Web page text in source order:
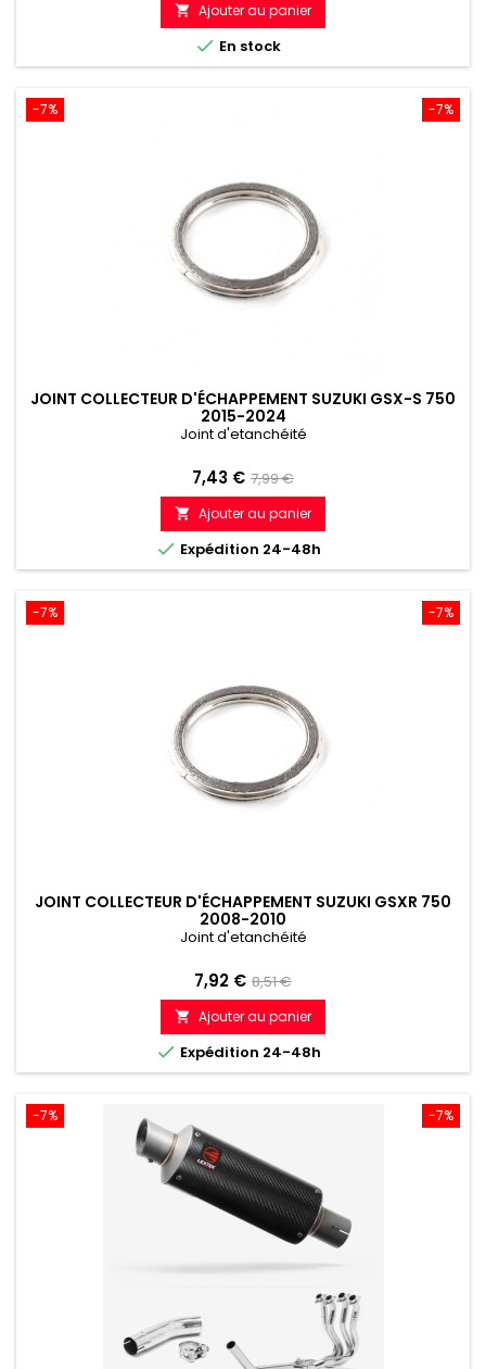
référence
 Ajouter au panier
 En stock
-7%
-7%
JOINT COLLECTEUR D'ÉCHAPPEMENT SUZUKI GSX-S 750
2015-2024
Joint d'etanchéité
Prix
7,43 € Prix
de
référence
7,99 €
 Ajouter au panier
 Expédition 24-48h
-7%
-7%
JOINT COLLECTEUR D'ÉCHAPPEMENT SUZUKI GSXR 750
2008-2010
Joint d'etanchéité
Prix
7,92 € Prix
de
référence
8,51 €
 Ajouter au panier
 Expédition 24-48h
-7%
-7%